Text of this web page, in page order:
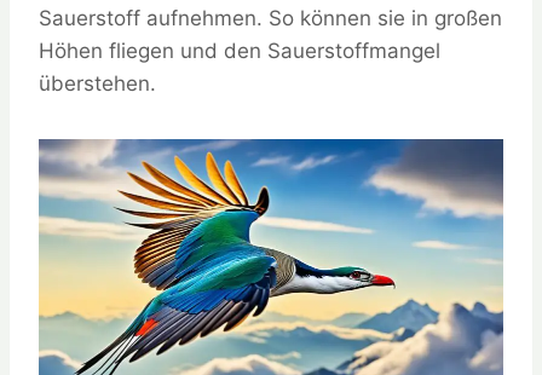
Sauerstoff aufnehmen. So können sie in großen
Höhen fliegen und den Sauerstoffmangel
überstehen.